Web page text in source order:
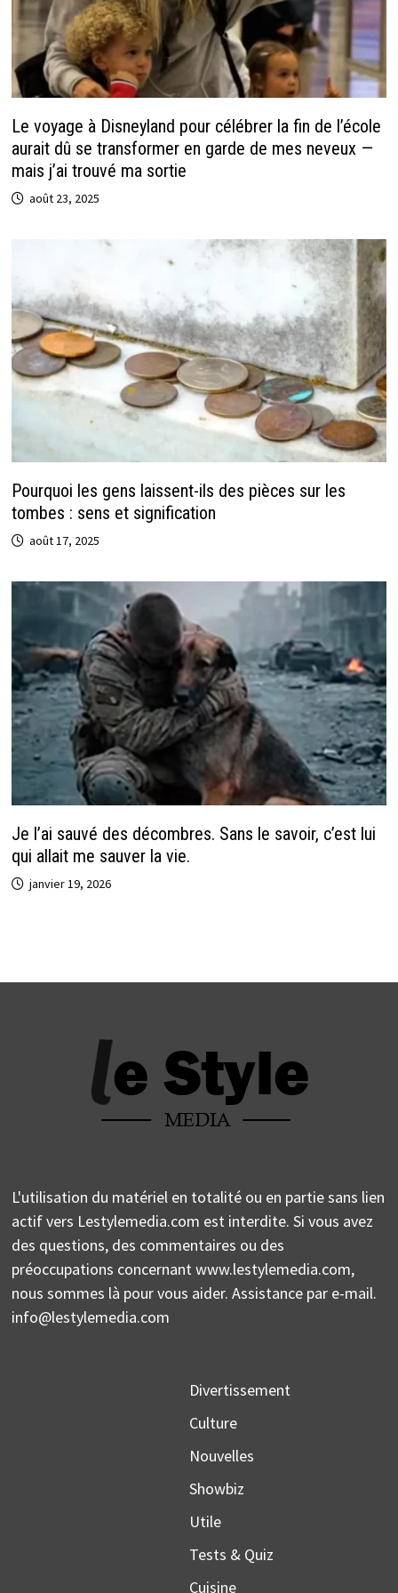
Le voyage à Disneyland pour célébrer la fin de l’école
aurait dû se transformer en garde de mes neveux —
mais j’ai trouvé ma sortie
août 23, 2025
Pourquoi les gens laissent-ils des pièces sur les
tombes : sens et signification
août 17, 2025
Je l’ai sauvé des décombres. Sans le savoir, c’est lui
qui allait me sauver la vie.
janvier 19, 2026
L'utilisation du matériel en totalité ou en partie sans lien
actif vers Lestylemedia.com est interdite. Si vous avez
des questions, des commentaires ou des
préoccupations concernant www.lestylemedia.com,
nous sommes là pour vous aider. Assistance par e-mail.
info@lestylemedia.com
Divertissement
Culture
Nouvelles
Showbiz
Utile
Tests & Quiz
Cuisine